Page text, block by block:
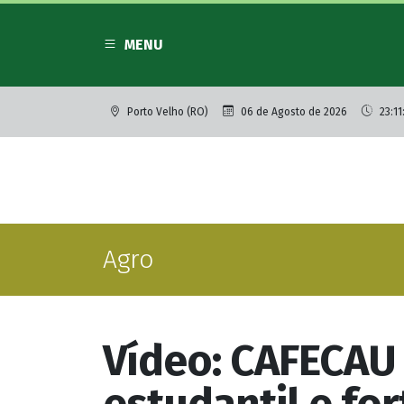
MENU
Porto Velho (RO) 06 de Agosto de 2026